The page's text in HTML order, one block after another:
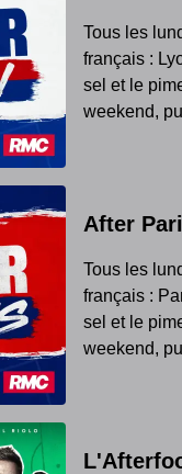
Tous les
français :
sel et le
weekend,
After
Tous les
français :
sel et le
weekend,